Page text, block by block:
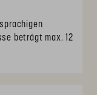
beträgt max. 12